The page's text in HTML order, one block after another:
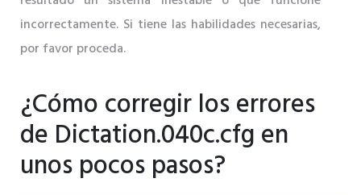
incorrectamente. Si tiene las habilidades necesarias,
por favor proceda.
¿Cómo corregir los errores
de Dictation.040c.cfg en
unos pocos pasos?